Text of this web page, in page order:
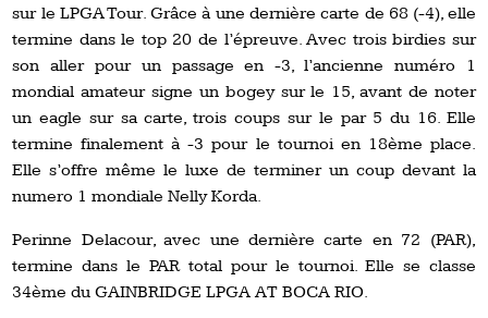
sur le LPGA Tour. Grâce à une dernière carte de 68 (-4), elle
termine dans le top 20 de l’épreuve. Avec trois birdies sur
son aller pour un passage en -3, l’ancienne numéro 1
mondial amateur signe un bogey sur le 15, avant de noter
un eagle sur sa carte, trois coups sur le par 5 du 16. Elle
termine finalement à -3 pour le tournoi en 18ème place.
Elle s’offre même le luxe de terminer un coup devant la
numero 1 mondiale Nelly Korda.
Perinne Delacour, avec une dernière carte en 72 (PAR),
termine dans le PAR total pour le tournoi. Elle se classe
34ème du GAINBRIDGE LPGA AT BOCA RIO.